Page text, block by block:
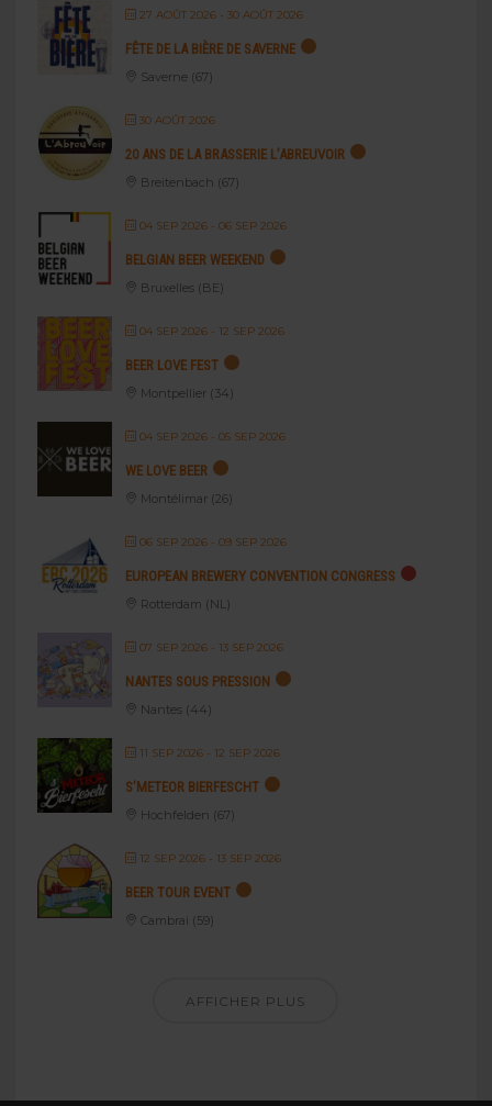
27 AOÛT 2026- 30 AOÛT 2026
FÊTE DE LA BIÈRE DE SAVERNE
Saverne (67)
30 AOÛT 2026
20 ANS DE LA BRASSERIE L’ABREUVOIR
Breitenbach (67)
04 SEP 2026- 06 SEP 2026
BELGIAN BEER WEEKEND
Bruxelles (BE)
04 SEP 2026- 12 SEP 2026
BEER LOVE FEST
Montpellier (34)
04 SEP 2026- 05 SEP 2026
WE LOVE BEER
Montélimar (26)
06 SEP 2026- 09 SEP 2026
EUROPEAN BREWERY CONVENTION CONGRESS
Rotterdam (NL)
07 SEP 2026- 13 SEP 2026
NANTES SOUS PRESSION
Nantes (44)
11 SEP 2026- 12 SEP 2026
S’METEOR BIERFESCHT
Hochfelden (67)
12 SEP 2026- 13 SEP 2026
BEER TOUR EVENT
Cambrai (59)
AFFICHER PLUS